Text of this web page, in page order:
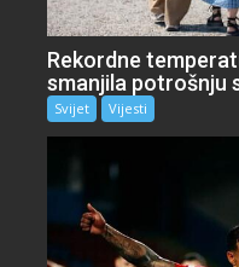
Rekordne
smanjila potrošnju
Svijet Vijesti